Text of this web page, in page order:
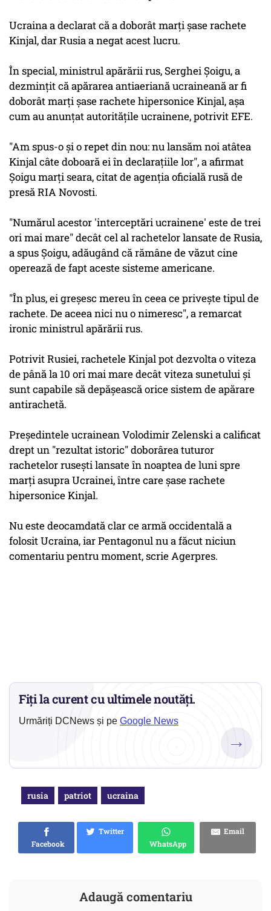
Ucraina a declarat că a doborât marţi şase rachete
Kinjal, dar Rusia a negat acest lucru.
În special, ministrul apărării rus, Serghei Şoigu, a
dezminţit că apărarea antiaeriană ucraineană ar fi
doborât marţi şase rachete hipersonice Kinjal, aşa
cum au anunţat autorităţile ucrainene, potrivit EFE.
"Am spus-o şi o repet din nou: nu lansăm noi atâtea
Kinjal câte doboară ei în declaraţiile lor", a afirmat
Şoigu marţi seara, citat de agenţia oficială rusă de
presă RIA Novosti.
"Numărul acestor 'interceptări ucrainene' este de trei
ori mai mare" decât cel al rachetelor lansate de Rusia,
a spus Şoigu, adăugând că rămâne de văzut cine
operează de fapt aceste sisteme americane.
"În plus, ei greşesc mereu în ceea ce priveşte tipul de
rachete. De aceea nici nu o nimeresc", a remarcat
ironic ministrul apărării rus.
Potrivit Rusiei, rachetele Kinjal pot dezvolta o viteza
de până la 10 ori mai mare decât viteza sunetului şi
sunt capabile să depăşească orice sistem de apărare
antirachetă.
Preşedintele ucrainean Volodimir Zelenski a calificat
drept un "rezultat istoric" doborârea tuturor
rachetelor ruseşti lansate în noaptea de luni spre
marţi asupra Ucrainei, între care şase rachete
hipersonice Kinjal.
Nu este deocamdată clar ce armă occidentală a
folosit Ucraina, iar Pentagonul nu a făcut niciun
comentariu pentru moment, scrie Agerpres.
Fiți la curent cu ultimele noutăți.
Urmăriți DCNews și pe Google News
→
rusia patriot ucraina
Facebook
Twitter
WhatsApp
Email
Adaugă comentariu